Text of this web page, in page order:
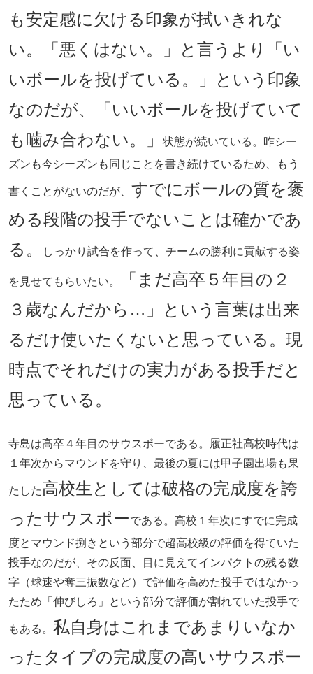
も安定感に欠ける印象が拭いきれな
い。「悪くはない。」と言うより「い
いボールを投げている。」という印象
なのだが、「いいボールを投げていて
も噛み合わない。」
状態が続いている。昨シー
ズンも今シーズンも同じことを書き続けているため、もう
書くことがないのだが、 すでにボールの質を褒
める段階の投手でないことは確かであ
る。
しっかり試合を作って、チームの勝利に貢献する姿
を見せてもらいたい。
「まだ高卒５年目の２
３歳なんだから…」という言葉は出来
るだけ使いたくないと思っている。現
時点でそれだけの実力がある投手だと
思っている。
寺島は高卒４年目のサウスポーである。履正社高校時代は
１年次からマウンドを守り、最後の夏には甲子園出場も果
たした高校生としては破格の完成度を誇
ったサウスポーである。高校１年次にすでに完成
度とマウンド捌きという部分で超高校級の評価を得ていた
投手なのだが、その反面、目に見えてインパクトの残る数
字（球速や奪三振数など）で評価を高めた投手ではなかっ
たため「伸びしろ」という部分で評価が割れていた投手で
もある。 私自身はこれまであまりいなか
ったタイプの完成度の高いサウスポー